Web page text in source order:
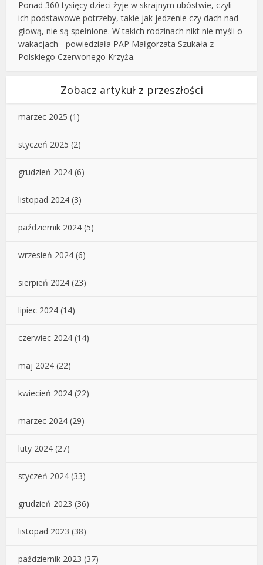
Ponad 360 tysięcy dzieci żyje w skrajnym ubóstwie, czyli
ich podstawowe potrzeby, takie jak jedzenie czy dach nad
głową, nie są spełnione. W takich rodzinach nikt nie myśli o
wakacjach - powiedziała PAP Małgorzata Szukała z
Polskiego Czerwonego Krzyża.
Zobacz artykuł z przeszłości
marzec 2025 (1)
styczeń 2025 (2)
grudzień 2024 (6)
listopad 2024 (3)
październik 2024 (5)
wrzesień 2024 (6)
sierpień 2024 (23)
lipiec 2024 (14)
czerwiec 2024 (14)
maj 2024 (22)
kwiecień 2024 (22)
marzec 2024 (29)
luty 2024 (27)
styczeń 2024 (33)
grudzień 2023 (36)
listopad 2023 (38)
październik 2023 (37)